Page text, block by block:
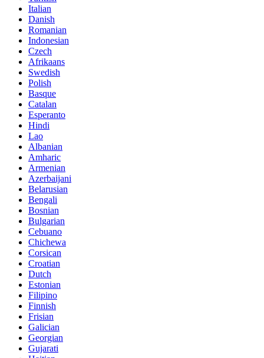
Italian
Danish
Romanian
Indonesian
Czech
Afrikaans
Swedish
Polish
Basque
Catalan
Esperanto
Hindi
Lao
Albanian
Amharic
Armenian
Azerbaijani
Belarusian
Bengali
Bosnian
Bulgarian
Cebuano
Chichewa
Corsican
Croatian
Dutch
Estonian
Filipino
Finnish
Frisian
Galician
Georgian
Gujarati